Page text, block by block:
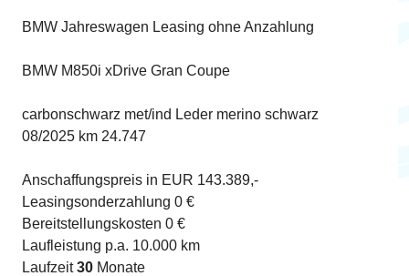
BMW Jahreswagen Leasing ohne Anzahlung
BMW M850i xDrive Gran Coupe
carbonschwarz met/ind Leder merino schwarz
08/2025 km 24.747
Anschaffungspreis in EUR 143.389,-
Leasingsonderzahlung 0 €
Bereitstellungskosten 0 €
Laufleistung p.a. 10.000 km
Laufzeit30 Monate